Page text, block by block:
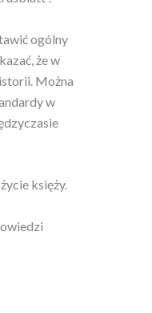
ogólny
że w
Można
w
księży.